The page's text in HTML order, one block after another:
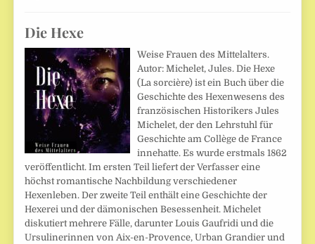
Die Hexe
Weise Frauen des Mittelalters.
Autor: Michelet, Jules. Die Hexe
(La sorcière) ist ein Buch über die
Geschichte des Hexenwesens des
französischen Historikers Jules
Michelet, der den Lehrstuhl für
Geschichte am Collège de France
innehatte. Es wurde erstmals 1862
veröffentlicht. Im ersten Teil liefert der Verfasser eine
höchst romantische Nachbildung verschiedener
Hexenleben. Der zweite Teil enthält eine Geschichte der
Hexerei und der dämonischen Besessenheit. Michelet
diskutiert mehrere Fälle, darunter Louis Gaufridi und die
Ursulinerinnen von Aix-en-Provence, Urban Grandier und